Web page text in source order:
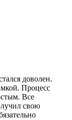
доволен.
Процесс
Все
свою